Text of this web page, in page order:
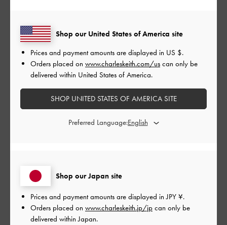
レビューを書く
デザイン
とてもよかった
Shop our Japan site
Prices and payment amounts are displayed inJPY ¥.
Orders placed on www.charleskeith.jp/jp can only be
delivered within Japan.
Shop our United States of America site
Prices and payment amounts are displayed in US $.
Orders placed on www.charleskeith.com/us can only be
delivered within United States of America.
SHOP UNITED STATES OF AMERICA SITE
Preferred Language: